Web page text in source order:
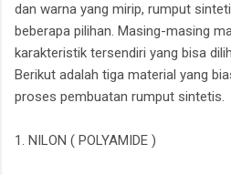
dan warna yang mirip, rumput
beberapa pilihan. Masing-masing
karakteristik tersendiri yang bisa
Berikut adalah tiga material yang
proses pembuatan rumput sintetis.
1. NILON ( POLYAMIDE )